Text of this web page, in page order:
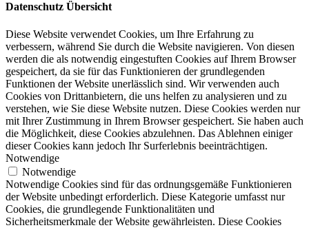
Datenschutz Übersicht
Diese Website verwendet Cookies, um Ihre Erfahrung zu
verbessern, während Sie durch die Website navigieren. Von diesen
werden die als notwendig eingestuften Cookies auf Ihrem Browser
gespeichert, da sie für das Funktionieren der grundlegenden
Funktionen der Website unerlässlich sind. Wir verwenden auch
Cookies von Drittanbietern, die uns helfen zu analysieren und zu
verstehen, wie Sie diese Website nutzen. Diese Cookies werden nur
mit Ihrer Zustimmung in Ihrem Browser gespeichert. Sie haben auch
die Möglichkeit, diese Cookies abzulehnen. Das Ablehnen einiger
dieser Cookies kann jedoch Ihr Surferlebnis beeinträchtigen.
Notwendige
Notwendige
Notwendige Cookies sind für das ordnungsgemäße Funktionieren
der Website unbedingt erforderlich. Diese Kategorie umfasst nur
Cookies, die grundlegende Funktionalitäten und
Sicherheitsmerkmale der Website gewährleisten. Diese Cookies